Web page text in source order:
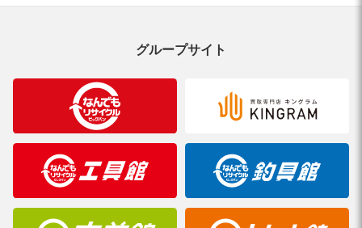
グループサイト